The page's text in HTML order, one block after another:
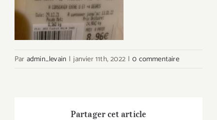
Par admin_levain | janvier 11th, 2022 | 0 commentaire
Partager cet article